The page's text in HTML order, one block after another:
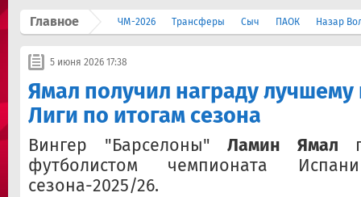
Главное ЧМ-2026 Трансферы Сыч ПАОК Назар
5 июня 2026 17:38
Ямал получил награду лучшему
Лиги по итогам сезона
Вингер "Барселоны"Ламин Ямал
футболистом чемпионата
сезона-2025/26.